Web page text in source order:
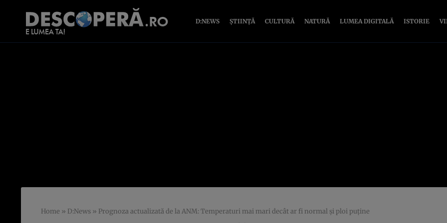
D:NEWS ȘTIINȚĂ CULTURĂ NATURĂ LUMEA DIGITALĂ ISTORIE
Home » D:News » Prognoza actualizată de la ANM: Temperaturi mai mari decât ar fi normal și ploi puține